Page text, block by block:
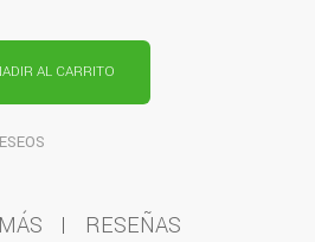
AL CARRITO
MÁS RESEÑAS